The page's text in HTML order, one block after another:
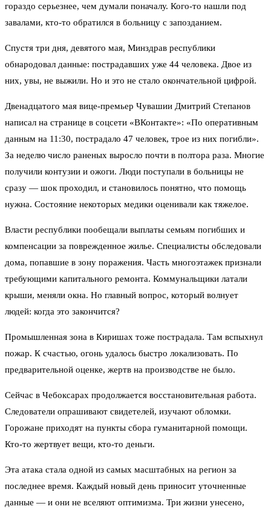
гораздо серьезнее, чем думали поначалу. Кого-то нашли под
завалами, кто-то обратился в больницу с запозданием.
Спустя три дня, девятого мая, Минздрав республики
обнародовал данные: пострадавших уже 44 человека. Двое из
них, увы, не выжили. Но и это не стало окончательной цифрой.
Двенадцатого мая вице-премьер Чувашии Дмитрий Степанов
написал на странице в соцсети «ВКонтакте»: «По оперативным
данным на 11:30, пострадало 47 человек, трое из них погибли».
За неделю число раненых выросло почти в полтора раза. Многие
получили контузии и ожоги. Люди поступали в больницы не
сразу — шок проходил, и становилось понятно, что помощь
нужна. Состояние некоторых медики оценивали как тяжелое.
Власти республики пообещали выплаты семьям погибших и
компенсации за поврежденное жилье. Специалисты обследовали
дома, попавшие в зону поражения. Часть многоэтажек признали
требующими капитального ремонта. Коммунальщики латали
крыши, меняли окна. Но главный вопрос, который волнует
людей: когда это закончится?
Промышленная зона в Киришах тоже пострадала. Там вспыхнул
пожар. К счастью, огонь удалось быстро локализовать. По
предварительной оценке, жертв на производстве не было.
Сейчас в Чебоксарах продолжается восстановительная работа.
Следователи опрашивают свидетелей, изучают обломки.
Горожане приходят на пункты сбора гуманитарной помощи.
Кто-то жертвует вещи, кто-то деньги.
Эта атака стала одной из самых масштабных на регион за
последнее время. Каждый новый день приносит уточненные
данные — и они не вселяют оптимизма. Три жизни унесено,